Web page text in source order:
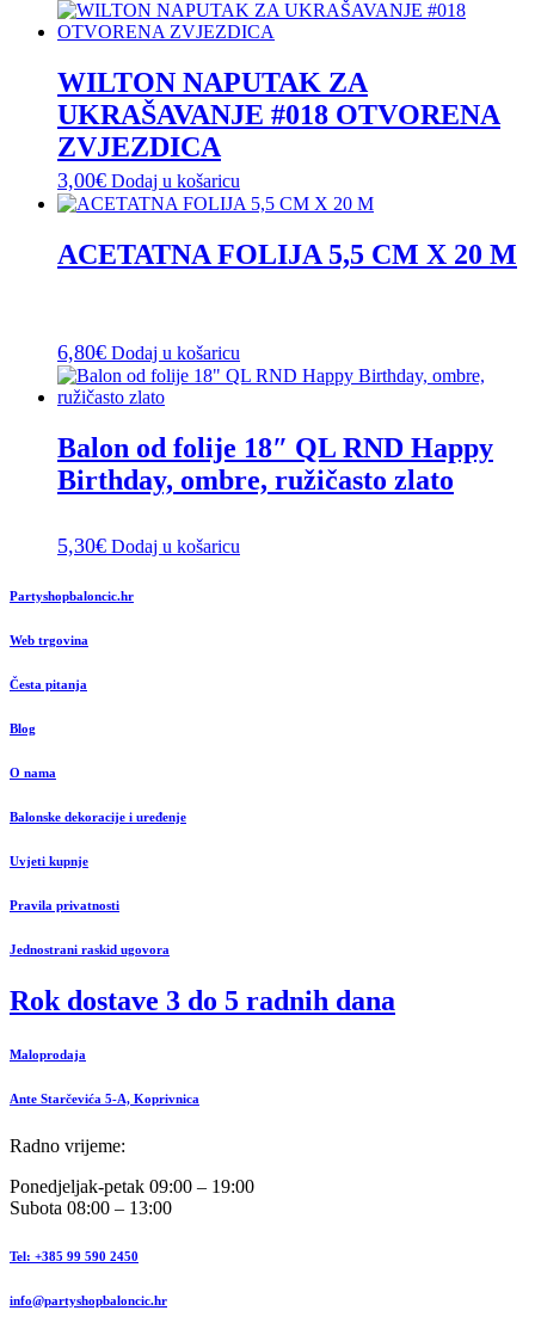
WILTON NAPUTAK ZA
UKRAŠAVANJE #018 OTVORENA
ZVJEZDICA
3,00€ Dodaj u košaricu
ACETATNA FOLIJA 5,5 CM X 20 M
6,80€ Dodaj u košaricu
Balon od folije 18″ QL RND Happy
Birthday, ombre, ružičasto zlato
5,30€ Dodaj u košaricu
Partyshopbaloncic.hr
Web trgovina
Česta pitanja
Blog
O nama
Balonske dekoracije i uređenje
Uvjeti kupnje
Pravila privatnosti
Jednostrani raskid ugovora
Rok dostave 3 do 5 radnih dana
Maloprodaja
Ante Starčevića 5-A, Koprivnica
Radno vrijeme:
Ponedjeljak-petak 09:00 – 19:00
Subota 08:00 – 13:00
Tel: +385 99 590 2450
info@partyshopbaloncic.hr